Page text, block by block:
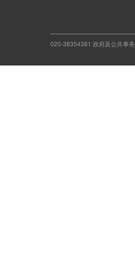
020-38354381 政府及公共事务